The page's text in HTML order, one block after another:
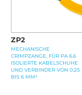
ZP2
MECHANISCHE
CRIMPZANGE, FÜR PA 6.6
ISOLIERTE KABELSCHUHE
UND VERBINDER VON 0,25
BIS 6 MM²